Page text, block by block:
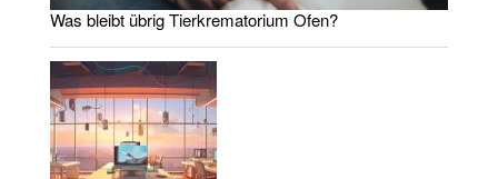
Was bleibt übrig Tierkrematorium Ofen?